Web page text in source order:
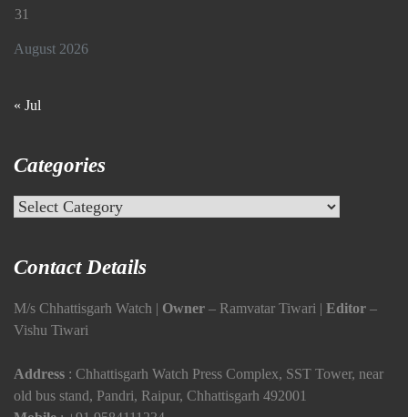
August 2026
31
« Jul
Categories
Categories
Contact Details
M/s Chhattisgarh Watch | Owner – Ramvatar Tiwari | Editor –
Vishu Tiwari
Address : Chhattisgarh Watch Press Complex, SST Tower, near
old bus stand, Pandri, Raipur, Chhattisgarh 492001